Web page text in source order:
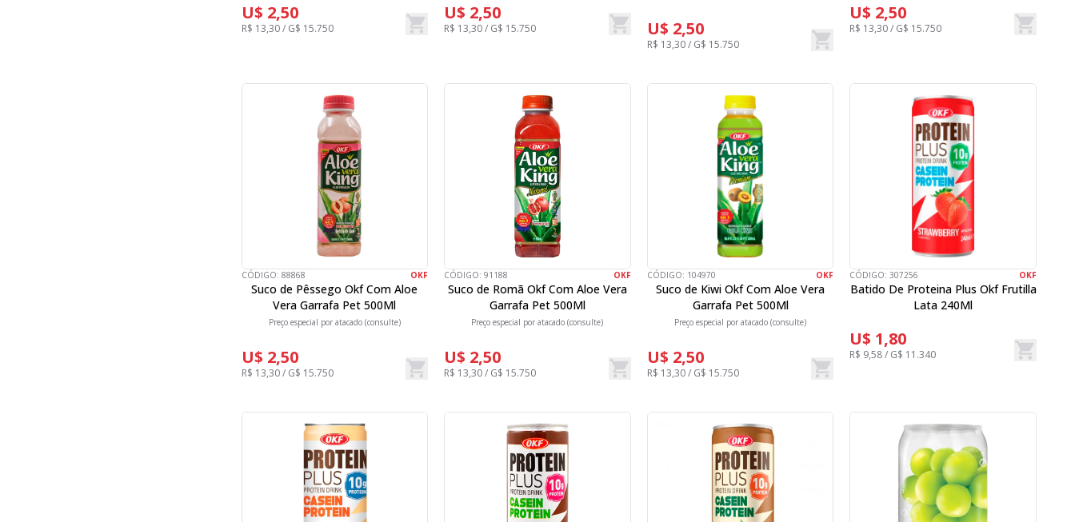
U$ 2,50
R$ 13,30 / G$ 15.750
U$ 2,50
R$ 13,30 / G$ 15.750 U$ 2,50
R$ 13,30 / G$ 15.750
U$ 2,50
R$ 13,30 / G$ 15.750
CÓDIGO: 88868 OKF
Suco de Pêssego Okf Com Aloe
Vera Garrafa Pet 500Ml
Preço especial por atacado (consulte)
U$ 2,50
R$ 13,30 / G$ 15.750
CÓDIGO:91188 OKF
Suco de Romã Okf Com Aloe Vera
Garrafa Pet 500Ml
Preço especial por atacado (consulte)
U$ 2,50
R$ 13,30 / G$ 15.750
CÓDIGO: 104970 OKF
Suco de Kiwi Okf Com Aloe Vera
Garrafa Pet 500Ml
Preço especial por atacado (consulte)
U$ 2,50
R$ 13,30 / G$ 15.750
CÓDIGO:307256 OKF
Batido De Proteina Plus Okf Frutilla
Lata 240Ml
U$ 1,80
R$ 9,58 / G$ 11.340